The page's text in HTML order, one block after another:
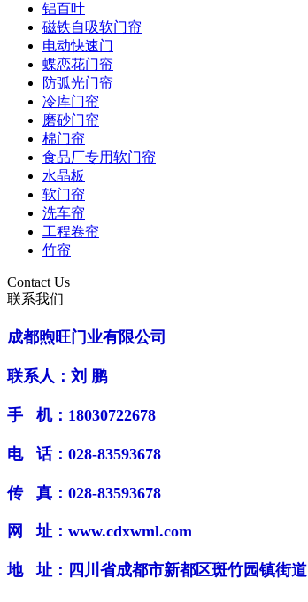
铝百叶
磁铁自吸软门帘
电动快速门
蝶恋花门帘
防弧光门帘
冷库门帘
磨砂门帘
棉门帘
食品厂专用软门帘
水晶板
软门帘
洗车帘
工程卷帘
竹帘
Contact Us
联系我们
成都煦旺门业有限公司
联系人：刘 鹏
手 机：18030722678
电 话：028-83593678
传 真：028-83593678
网 址：www.cdxwml.com
地 址：四川省成都市新都区斑竹园镇街道